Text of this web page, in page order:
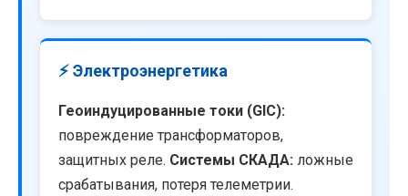
⚡ Электроэнергетика
Геоиндуцированные токи (GIC):
повреждение трансформаторов,
защитных реле. Системы СКАДА: ложные
срабатывания, потеря телеметрии.